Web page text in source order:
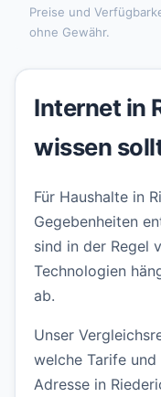
Preise und
ohne Gewähr.
Internet in
wissen
Für Haushalte in
Gegebenheiten
sind in der Regel
Technologien
ab.
Unser
welche Tarife und
Adresse in